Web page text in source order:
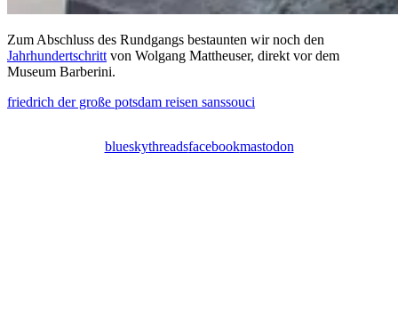
Zum Abschluss des Rundgangs bestaunten wir noch den
Jahrhundertschritt von Wolgang Mattheuser, direkt vor dem
Museum Barberini.
friedrich der große potsdam reisen sanssouci
blueskythreadsfacebookmastodon